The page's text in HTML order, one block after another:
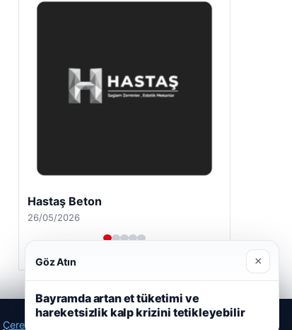
Hastaş Beton
26/05/2026
Çerez Politikamız
Göz Atın ×
Bayramda artan et tüketimi ve
hareketsizlik kalp krizini tetikleyebilir